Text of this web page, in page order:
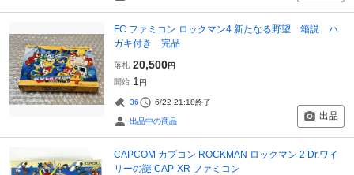
FC ファミコン ロックマン4 新たなる野望 箱説 ハ
ガキ付き 完品
落札 20,500円
開始 1 円
36 6/22 21:18終了
出品中の商品 出品
CAPCOM カプコン ROCKMAN ロックマン 2 Dr.ワイ
リーの謎 CAP-XR ファミコン